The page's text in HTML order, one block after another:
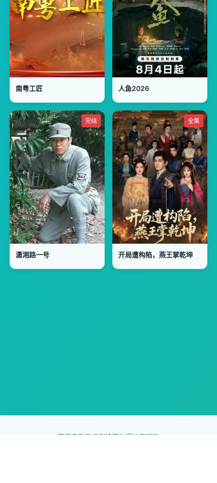
南粤工匠 人鱼2026
完结
潇湘路一号
全集
开局遭构陷，燕王掌乾坤
首页电影电视剧综艺动漫体育短剧